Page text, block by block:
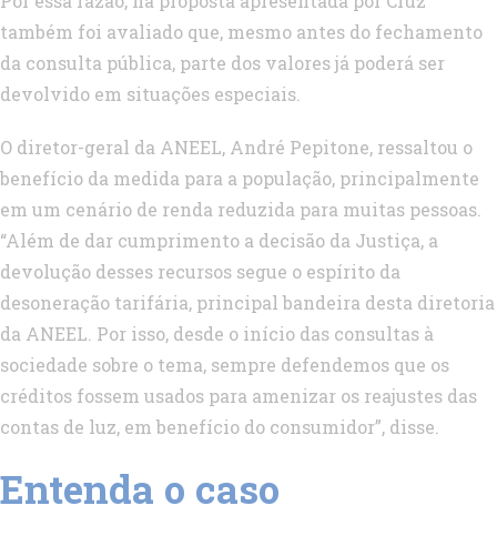
também foi avaliado que, mesmo antes do fechamento
da consulta pública, parte dos valores já poderá ser
devolvido em situações especiais.
O diretor-geral da ANEEL, André Pepitone, ressaltou o
benefício da medida para a população, principalmente
em um cenário de renda reduzida para muitas pessoas.
“Além de dar cumprimento a decisão da Justiça, a
devolução desses recursos segue o espírito da
desoneração tarifária, principal bandeira desta diretoria
da ANEEL. Por isso, desde o início das consultas à
sociedade sobre o tema, sempre defendemos que os
créditos fossem usados para amenizar os reajustes das
contas de luz, em benefício do consumidor”, disse.
Entenda o caso